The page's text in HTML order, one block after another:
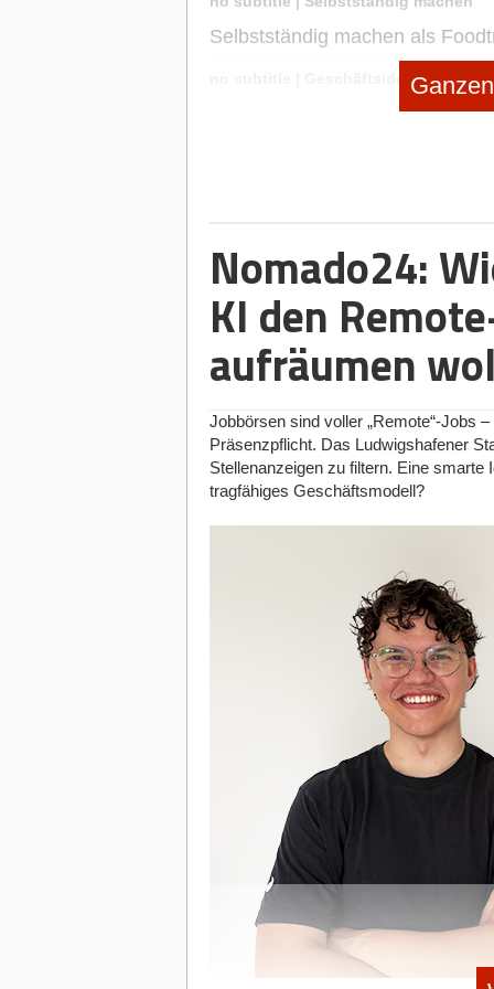
Selbstständig machen als
Geschäftsideen
Digitaler Vorreiter: Wie
Nomado24:
KI den
aufräumen
Jobbörsen sind voller „Remote“-Jobs
Präsenzpflicht. Das Ludwigshafener
Stellenanzeigen zu filtern. Eine smarte
tragfähiges Geschäftsmodell?